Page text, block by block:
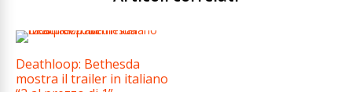
Deathloop: Bethesda
mostra il trailer in italiano